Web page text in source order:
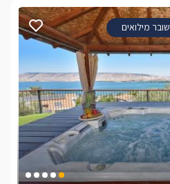
שובר מילואים